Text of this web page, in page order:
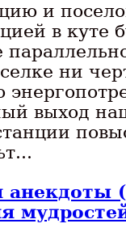
и
в куте
ни
выход
анекдоты